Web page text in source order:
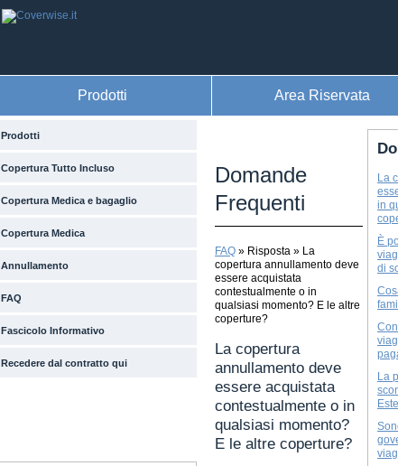
Prodotti Area Riservata
Prodotti
Copertura Tutto Incluso
Copertura Medica e bagaglio
Copertura Medica
Annullamento
FAQ
Fascicolo Informativo
Recedere dal contratto qui
Domande
Frequenti
FAQ » Risposta » La
copertura annullamento deve
essere acquistata
contestualmente o in
qualsiasi momento? E le altre
coperture?
La copertura
annullamento deve
essere acquistata
contestualmente o in
qualsiasi momento?
E le altre coperture?
La
in
È
di
La